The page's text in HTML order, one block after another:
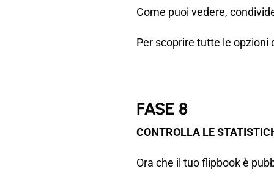
Come puoi vedere,
Per scoprire tutte le
FASE 8
CONTROLLA LE
Ora che il tuo flipbook è